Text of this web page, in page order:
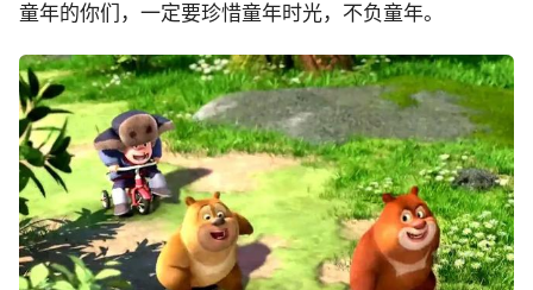
童年的你们，一定要珍惜童年时光，不负童年。